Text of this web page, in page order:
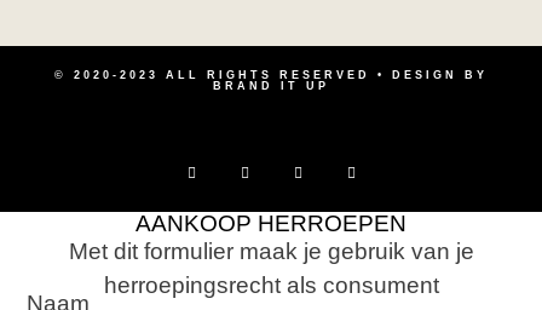
© 2020-2023 ALL RIGHTS RESERVED • DESIGN BY
BRAND IT UP
AANKOOP HERROEPEN
Met dit formulier maak je gebruik van je
herroepingsrecht als consument
Naam